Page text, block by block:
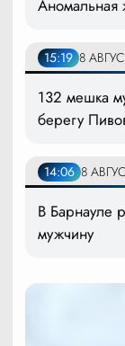
Аномальная
15:19 8
132 мешка
берегу
14:06 8
В Барнауле
мужчину